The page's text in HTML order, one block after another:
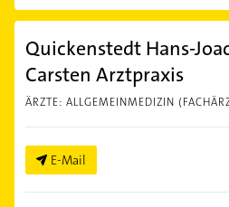
Quickenstedt Hans-
Carsten Arztpraxis
ÄRZTE: ALLGEMEINMEDIZIN
E-Mail